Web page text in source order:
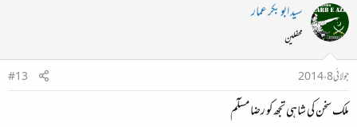
سید ابو بکر عمار
محفلین
جولائی 8، 2014
#13
ملک سخن کی شاہی تجھ کو رضا مسلٓم